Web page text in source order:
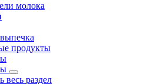
молока
продукты
весь раздел